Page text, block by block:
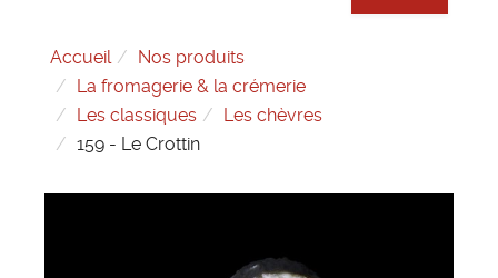
Accueil
Nos produits
La fromagerie & la crémerie
Les classiques
Les chèvres
159 - Le Crottin